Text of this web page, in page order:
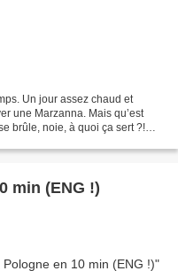
Un jour assez chaud et
une Marzanna. Mais qu’est
brûle, noie, à quoi ça sert ?!
min (ENG !)